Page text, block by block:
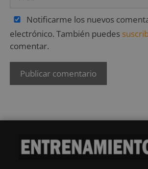
Notificarme los nuevos
electrónico. También puedes
comentar.